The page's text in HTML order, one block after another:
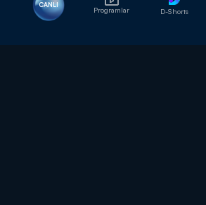
CANLI
Programlar D-Shorts